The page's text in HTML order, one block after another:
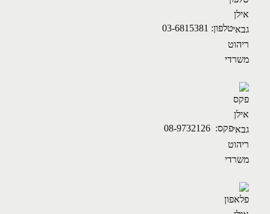
טלפון: 03-6815381
פקס: 08-9732126